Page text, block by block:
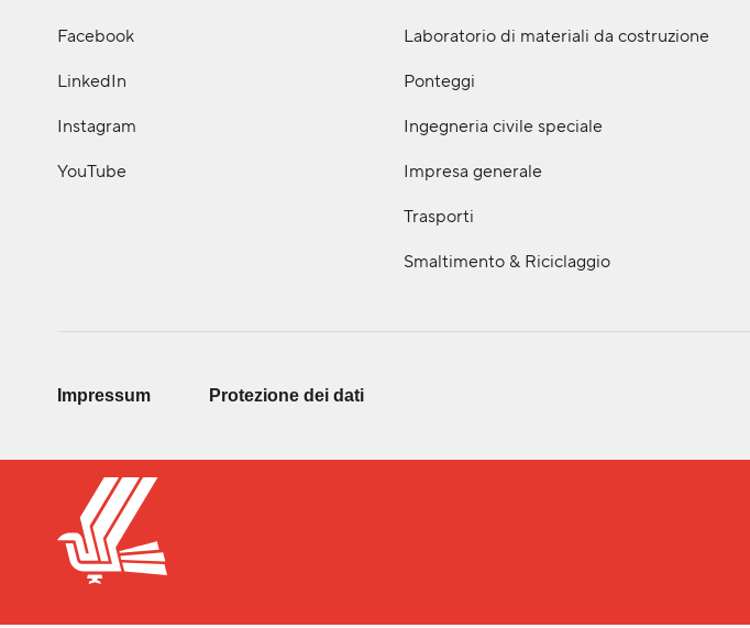
Facebook
LinkedIn
Instagram
YouTube
Laboratorio di materiali da costruzione
Ponteggi
Ingegneria civile speciale
Impresa generale
Trasporti
Smaltimento & Riciclaggio
Impressum Protezione dei dati